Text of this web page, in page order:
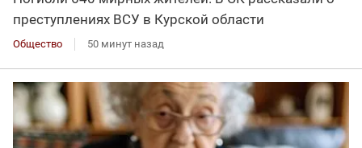
преступлениях ВСУ в Курской области
Общество 50 минут назад